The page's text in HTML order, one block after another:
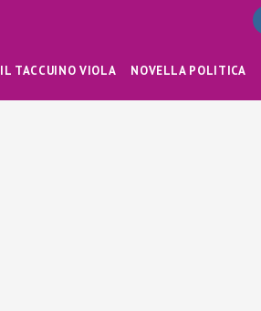
IL TACCUINO VIOLA NOVELLA POLITICA